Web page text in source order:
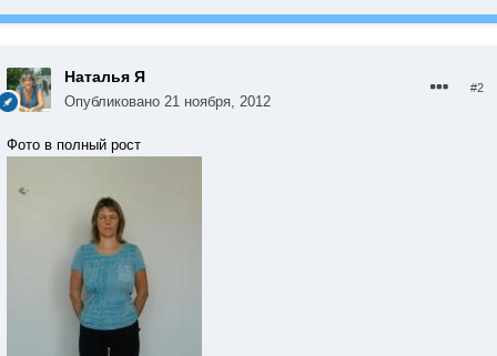
Наталья Я
Опубликовано 21 ноября, 2012
#2
Фото в полный рост